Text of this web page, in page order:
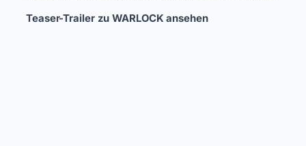
Teaser-Trailer zu WARLOCK ansehen